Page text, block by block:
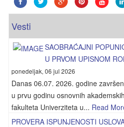
Vesti
SAOBRAĆAJNI
U PRVOM UPISNOM
ponedeljak, 06 jul 2026
Danas 06.07. 2026. godine
u prvu godinu osnovnih
fakulteta Univerziteta u... Read
PROVERA ISPUNJENOSTI